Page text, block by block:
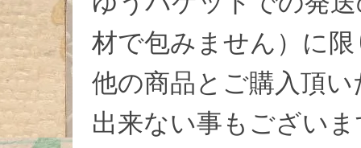
材で包みません）に
他の商品とご購入頂
出来ない事もござい